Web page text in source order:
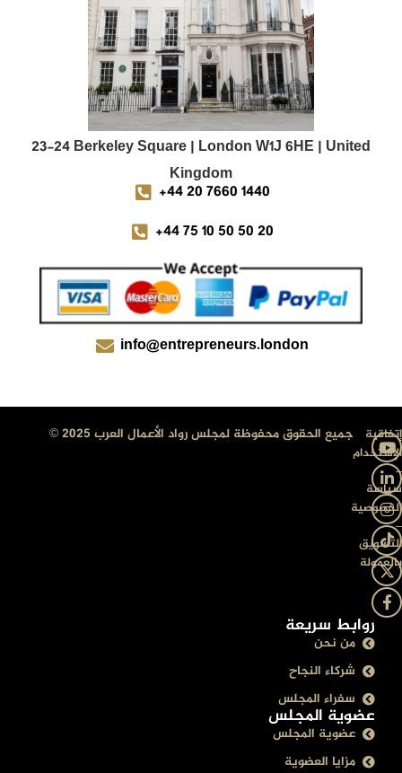
23-24 Berkeley Square | London W1J 6HE | United
Kingdom
info@entrepreneurs.london
+44 75 10 50 50 20
+44 20 7660 1440
عضوية المجلس
عضوية المجلس
مزايا العضوية
روابط سريعة
من نحن
شركاء النجاح
سفراء المجلس
جميع الحقوق محفوظة لمجلس رواد الأعمال العرب 2025 ©
إتفاقية
الإستخدام
–
سياسة
الخصوصية
–
التسويق
بالعمولة